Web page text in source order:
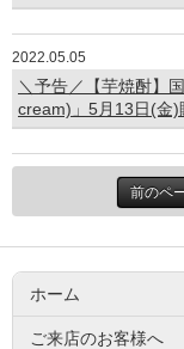
2022.05.05
＼予告／【芋焼酎】
cream)」5月13日(金)
前のペ
ホーム
ご来店のお客様へ